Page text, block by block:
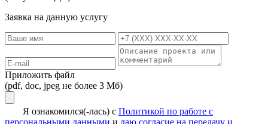
Заявка на данную услугу
Приложить файл
(pdf, doc, jpeg не более 3 Мб)
Я ознакомился(-лась) с Политикой по работе с
персональными данными и даю согласие на передачу и